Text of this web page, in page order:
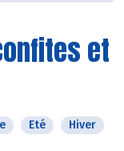
et
Eté
Hiver